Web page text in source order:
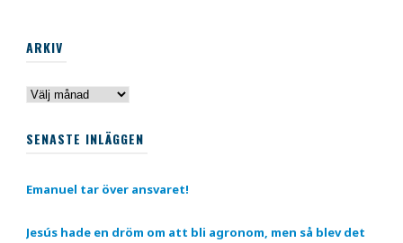
ARKIV
Arkiv
SENASTE INLÄGGEN
Emanuel tar över ansvaret!
Jesús hade en dröm om att bli agronom, men så blev det